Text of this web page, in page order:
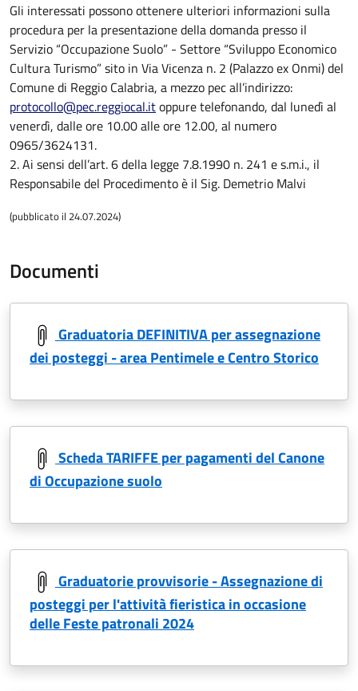
Gli interessati possono ottenere ulteriori informazioni sulla
procedura per la presentazione della domanda presso il
Servizio “Occupazione Suolo” - Settore “Sviluppo Economico
Cultura Turismo” sito in Via Vicenza n. 2 (Palazzo ex Onmi) del
Comune di Reggio Calabria, a mezzo pec all’indirizzo:
protocollo@pec.reggiocal.itoppure telefonando, dal lunedì al
venerdì, dalle ore 10.00 alle ore 12.00, al numero
0965/3624131.
2. Ai sensi dell’art. 6 della legge 7.8.1990 n. 241 e s.m.i., il
Responsabile del Procedimento è il Sig. Demetrio Malvi
(pubblicato il 24.07.2024)
Documenti
Graduatoria DEFINITIVA per assegnazione
dei posteggi - area Pentimele e Centro Storico
Scheda TARIFFE per pagamenti del Canone
di Occupazione suolo
Graduatorie provvisorie - Assegnazione di
posteggi per l'attività fieristica in occasione
delle Feste patronali 2024